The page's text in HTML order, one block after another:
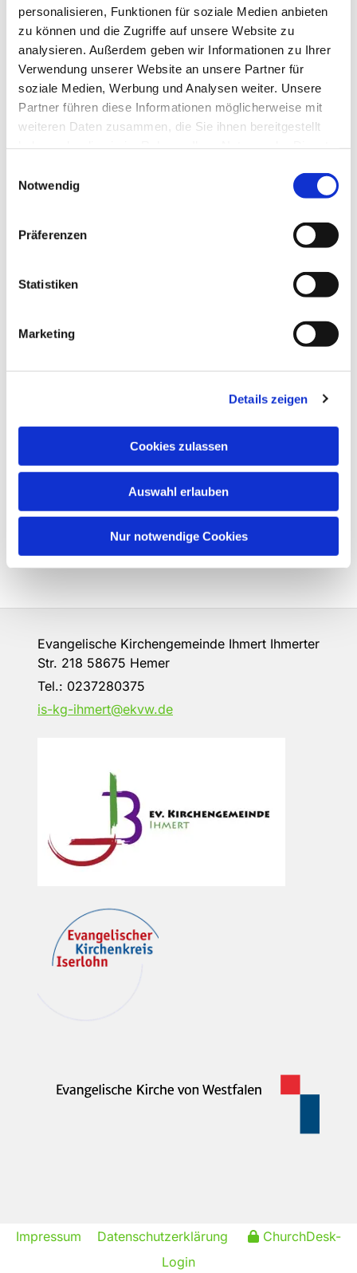
personalisieren, Funktionen für soziale Medien anbieten
zu können und die Zugriffe auf unsere Website zu
analysieren. Außerdem geben wir Informationen zu Ihrer
Verwendung unserer Website an unsere Partner für
soziale Medien, Werbung und Analysen weiter. Unsere
Partner führen diese Informationen möglicherweise mit
weiteren Daten zusammen, die Sie ihnen bereitgestellt
Notwendig
Präferenzen
Statistiken
Marketing
Details zeigen
Cookies zulassen
Auswahl erlauben
Nur notwendige Cookies
Dies könnte Sie auch
interessieren
Evangelische Kirchengemeinde Ihmert Ihmerter
Str. 218 58675 Hemer
Tel.: 0237280375
is-kg-ihmert@ekvw.de
Impressum Datenschutzerklärung
ChurchDesk-
Login